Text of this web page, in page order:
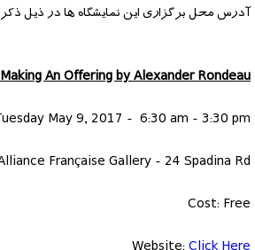
آدرس محل برگزاری این نمایشگاه ها در ذیل
Making An Offering by Alexander Rondeau
May 9, 2017 - 6:30 am - 3:30 pm
Française Gallery - 24 Spadina Rd
Cost: Free